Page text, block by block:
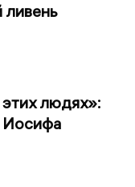
людях»:
Иосифа